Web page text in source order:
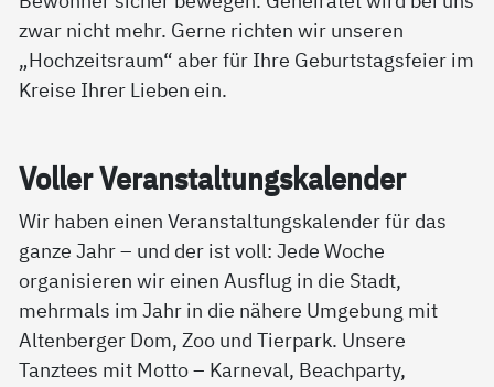
zwar nicht mehr. Gerne richten wir unseren
„Hochzeitsraum“ aber für Ihre Geburtstagsfeier im
Kreise Ihrer Lieben ein.
Vol­ler Ver­an­stal­tungs­ka­len­der
Wir haben einen Veranstaltungskalender für das
ganze Jahr – und der ist voll: Jede Woche
organisieren wir einen Ausflug in die Stadt,
mehrmals im Jahr in die nähere Umgebung mit
Altenberger Dom, Zoo und Tierpark. Unsere
Tanztees mit Motto – Karneval, Beachparty,